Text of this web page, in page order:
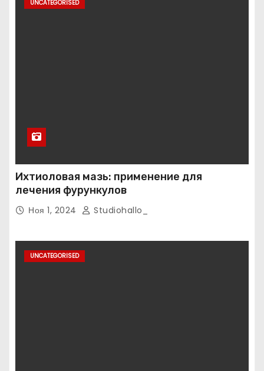
UNCATEGORISED
Ихтиоловая мазь: применение для
лечения фурункулов
Ноя 1, 2024 Studiohallo_
UNCATEGORISED